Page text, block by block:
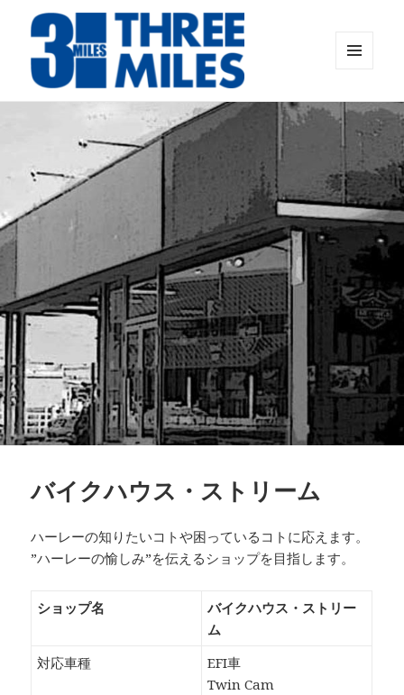
Threemiles Official web
ィジェ
バイクハウス・ストリーム
ハーレーの知りたいコトや困っているコトに応えます。
”ハーレーの愉しみ”を伝えるショップを目指します。
ショップ名
バイクハウス・ストリー
ム
対応車種
EFI車
Twin Cam